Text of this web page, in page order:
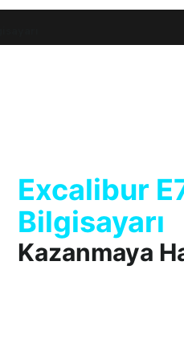
Excalibur
Bilgisayarı
Kazanmaya